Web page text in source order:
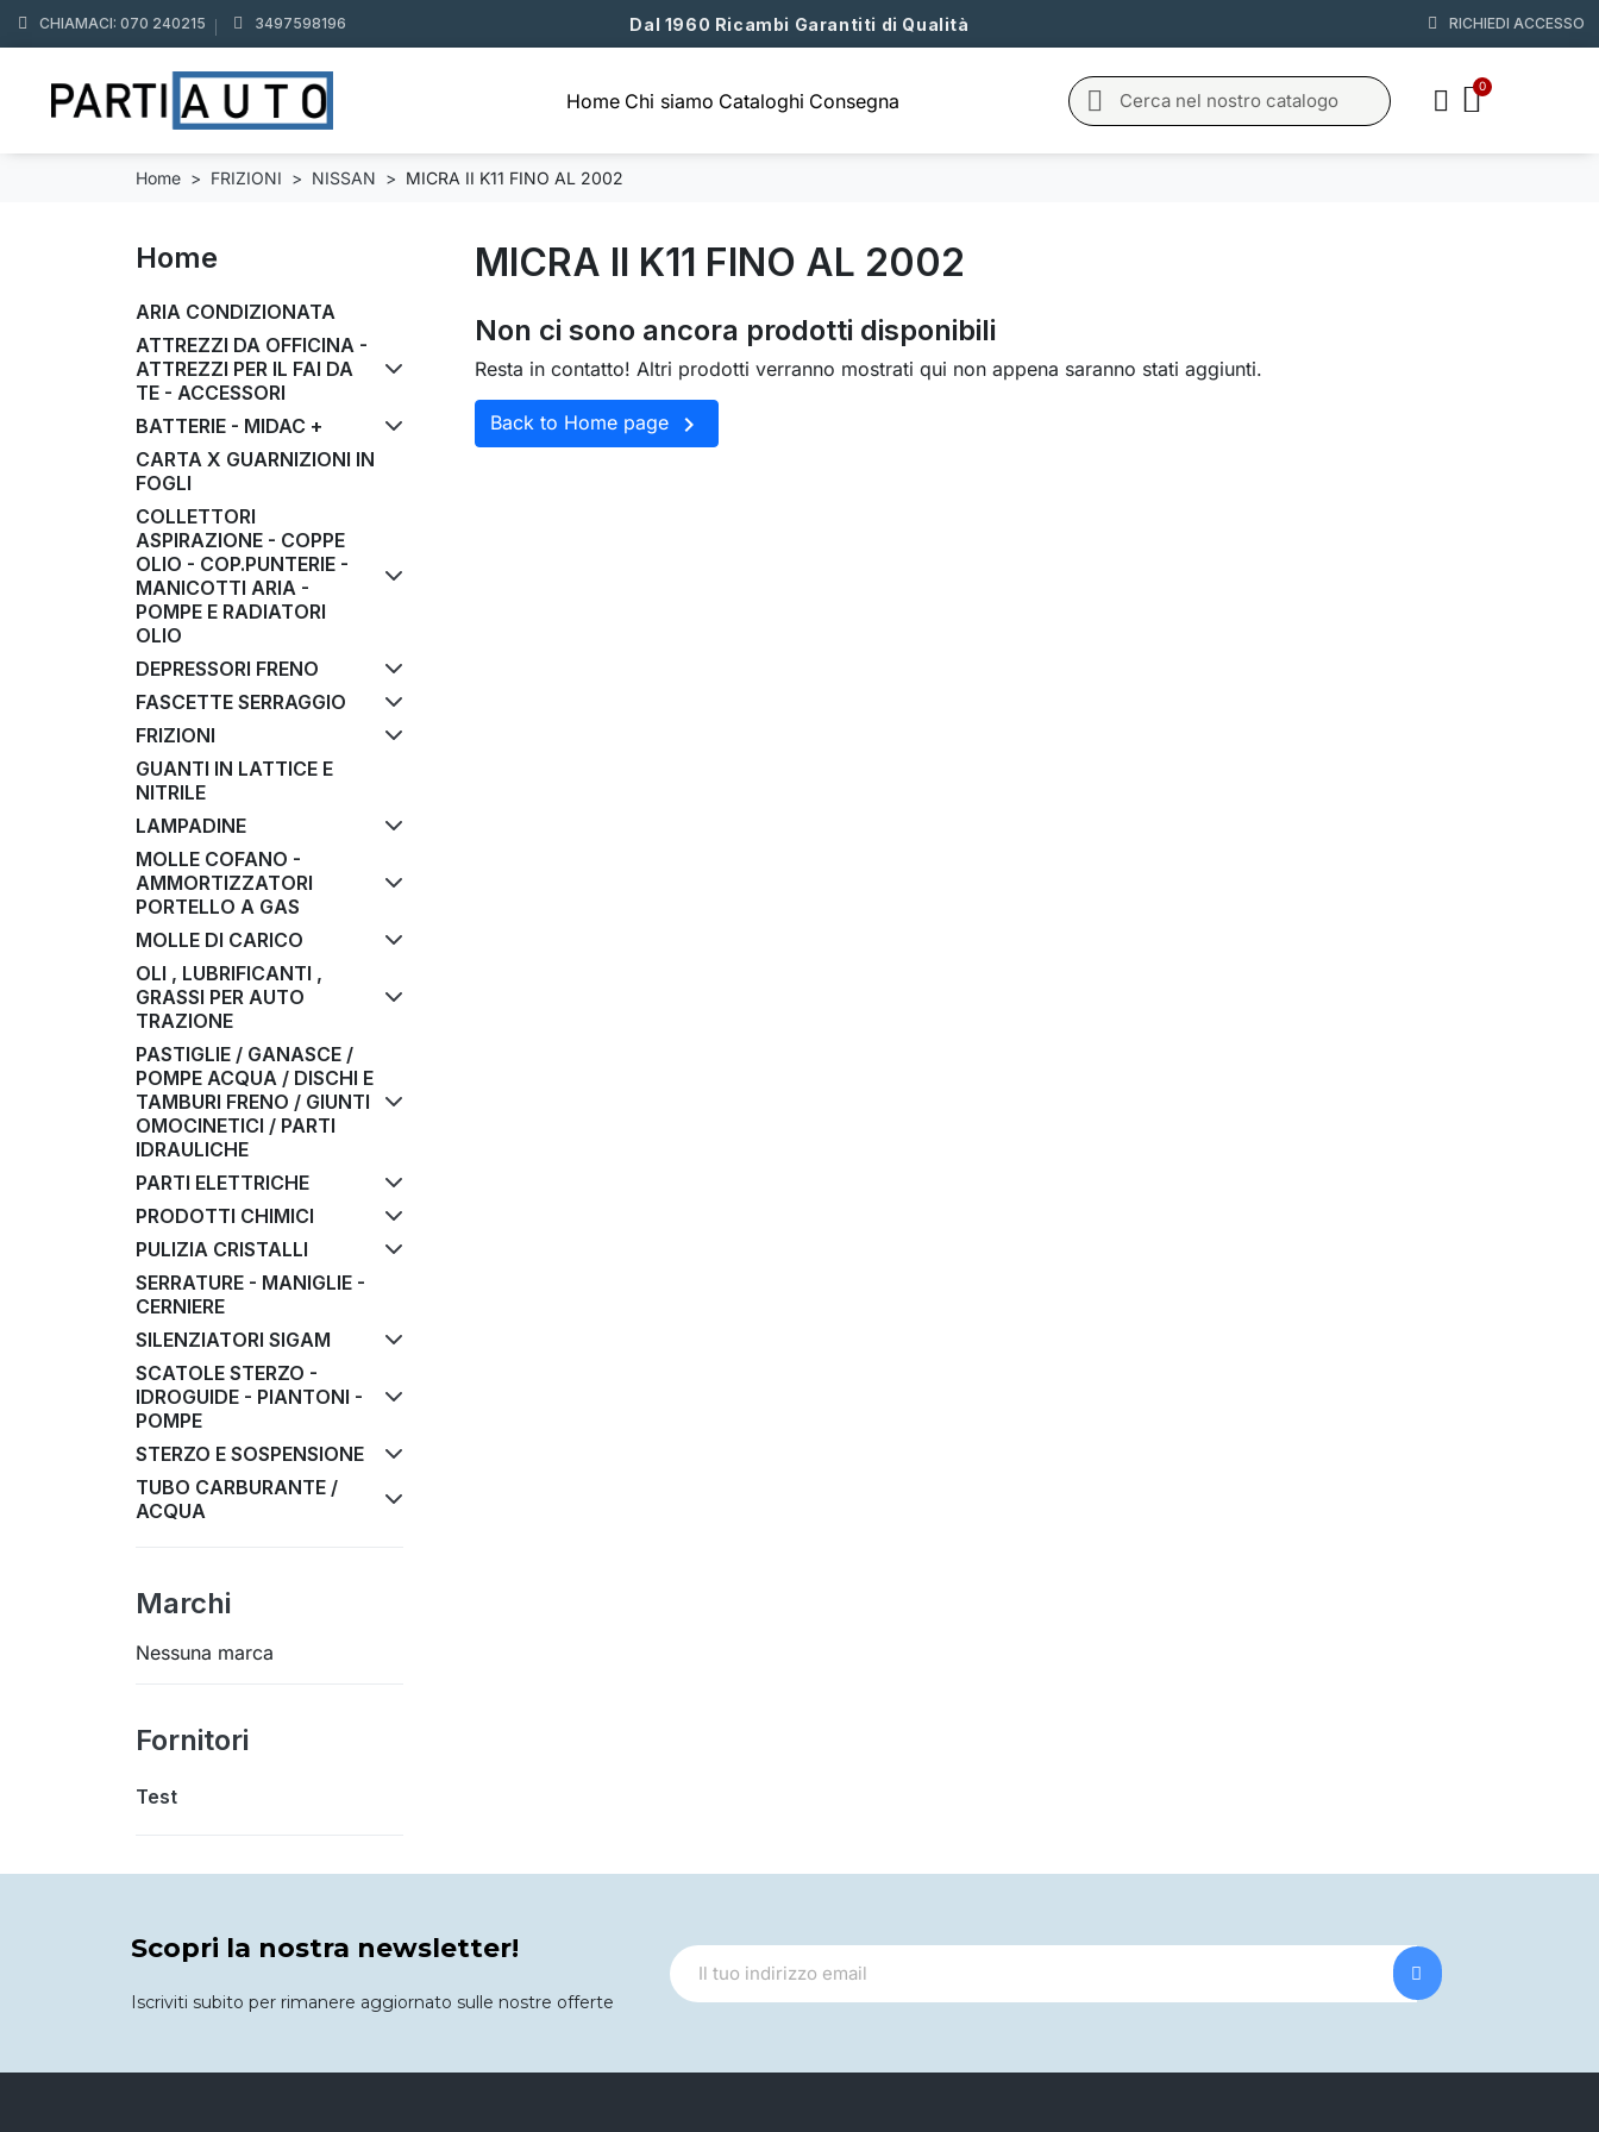
CHIAMACI: 070 240215 3497598196 Dal 1960 Ricambi Garantiti di Qualità RICHIEDI ACCESSO
Home Chi siamo Cataloghi Consegna
Home FRIZIONI NISSAN MICRA II K11 FINO AL 2002
Home
ARIA CONDIZIONATA
ATTREZZI DA OFFICINA -
ATTREZZI PER IL FAI DA
TE - ACCESSORI
BATTERIE - MIDAC +
CARTA X GUARNIZIONI IN
FOGLI
COLLETTORI
ASPIRAZIONE - COPPE
OLIO - COP.PUNTERIE -
MANICOTTI ARIA -
POMPE E RADIATORI
OLIO
DEPRESSORI FRENO
FASCETTE SERRAGGIO
FRIZIONI
GUANTI IN LATTICE E
NITRILE
LAMPADINE
MOLLE COFANO -
AMMORTIZZATORI
PORTELLO A GAS
MOLLE DI CARICO
OLI , LUBRIFICANTI ,
GRASSI PER AUTO
TRAZIONE
PASTIGLIE / GANASCE /
POMPE ACQUA / DISCHI E
TAMBURI FRENO / GIUNTI
OMOCINETICI / PARTI
IDRAULICHE
PARTI ELETTRICHE
PRODOTTI CHIMICI
PULIZIA CRISTALLI
SERRATURE - MANIGLIE -
CERNIERE
SILENZIATORI SIGAM
SCATOLE STERZO -
IDROGUIDE - PIANTONI -
POMPE
STERZO E SOSPENSIONE
TUBO CARBURANTE /
ACQUA
Marchi
Nessuna marca
Fornitori
Test
MICRA II K11 FINO AL 2002
Non ci sono ancora prodotti disponibili
Resta in contatto! Altri prodotti verranno mostrati qui non appena saranno stati aggiunti.
Back to Home page 
Scopri la nostra newsletter!
Iscriviti subito per rimanere aggiornato sulle nostre offerte